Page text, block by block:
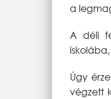
a
A déli
Úgy
végzett